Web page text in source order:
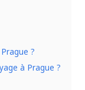
?
à Prague ?
Pour